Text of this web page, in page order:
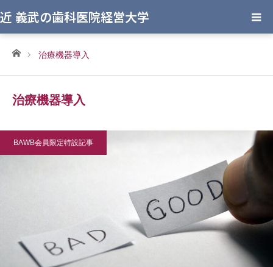
近 義武の歯科医院経営大学
ホーム治療機器導入
治療機器導入
BAWB会員限定特設記事